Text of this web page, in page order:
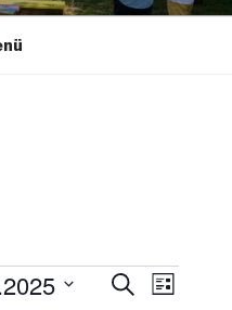
V
S
V
L